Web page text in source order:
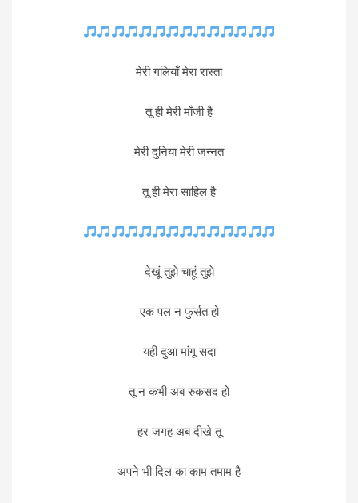
मेरी गलियाँ मेरा रास्ता
तू ही मेरी माँजी है
मेरी दुनिया मेरी जन्नत
तू ही मेरा साहिल है
देखूं तुझे चाहूं तुझे
एक पल न फुर्सत हो
यही दुआ मांगू सदा
तू न कभी अब रुकसद हो
हर जगह अब दीखे तू
अपने भी दिल का काम तमाम है